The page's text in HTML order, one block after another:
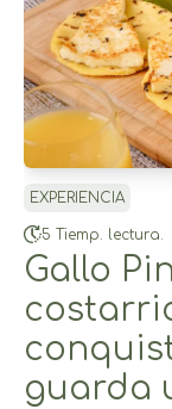
EXPERIENCIA
5 Tiemp. lectura.
Gallo
guarda